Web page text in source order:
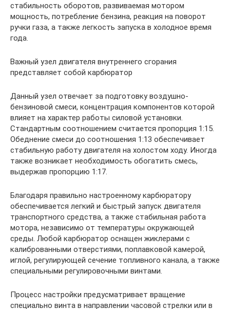
стабильность оборотов, развиваемая мотором
мощность, потребление бензина, реакция на поворот
ручки газа, а также легкость запуска в холодное время
года.
Важный узел двигателя внутреннего сгорания
представляет собой карбюратор
Данный узел отвечает за подготовку воздушно-
бензиновой смеси, концентрация компонентов которой
влияет на характер работы силовой установки.
Стандартным соотношением считается пропорция 1:15.
Обеднение смеси до соотношения 1:13 обеспечивает
стабильную работу двигателя на холостом ходу. Иногда
также возникает необходимость обогатить смесь,
выдержав пропорцию 1:17.
Благодаря правильно настроенному карбюратору
обеспечивается легкий и быстрый запуск двигателя
транспортного средства, а также стабильная работа
мотора, независимо от температуры окружающей
среды. Любой карбюратор оснащен жиклерами с
калиброванными отверстиями, поплавковой камерой,
иглой, регулирующей сечение топливного канала, а также
специальными регулировочными винтами.
Процесс настройки предусматривает вращение
специально винта в направлении часовой стрелки или в